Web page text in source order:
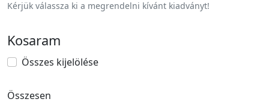
Kérjük válassza ki a megrendelni kívánt kiadványt!
Kosaram
Összes kijelölése
Összesen